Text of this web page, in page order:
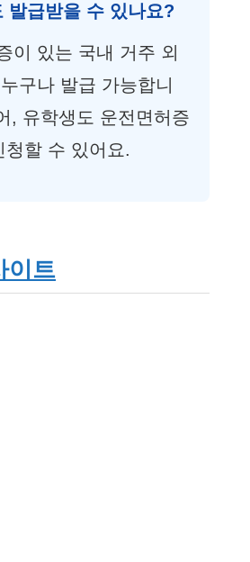
발급받을 수 있나요?
이 있는 국내 거주 외
구나 발급 가능합니
, 유학생도 운전면허증
청할 수 있어요.
이트